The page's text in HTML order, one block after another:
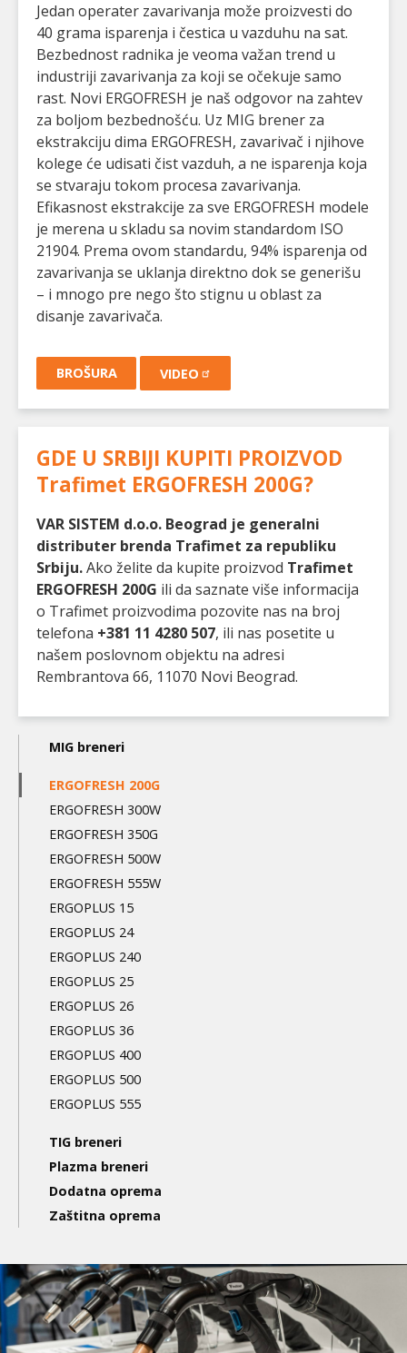
Jedan operater zavarivanja može proizvesti do
40 grama isparenja i čestica u vazduhu na sat.
Bezbednost radnika je veoma važan trend u
industriji zavarivanja za koji se očekuje samo
rast. Novi ERGOFRESH je naš odgovor na zahtev
za boljom bezbednošću. Uz MIG brener za
ekstrakciju dima ERGOFRESH, zavarivač i njihove
kolege će udisati čist vazduh, a ne isparenja koja
se stvaraju tokom procesa zavarivanja.
Efikasnost ekstrakcije za sve ERGOFRESH modele
je merena u skladu sa novim standardom ISO
21904. Prema ovom standardu, 94% isparenja od
zavarivanja se uklanja direktno dok se generišu
– i mnogo pre nego što stignu u oblast za
disanje zavarivača.
BROŠURA VIDEO
GDE U SRBIJI KUPITI PROIZVOD
Trafimet ERGOFRESH 200G?
VAR SISTEM d.o.o. Beograd je generalni
distributer brenda Trafimet za republiku
Srbiju.Ako želite da kupite proizvod Trafimet
ERGOFRESH 200G ili da saznate više informacija
o Trafimet proizvodima pozovite nas na broj
telefona +381 11 4280 507, ili nas posetite u
našem poslovnom objektu na adresi
Rembrantova 66, 11070 Novi Beograd.
Main
navigation
3nd
level
MIG breneri
ERGOFRESH 200G
ERGOFRESH 300W
ERGOFRESH 350G
ERGOFRESH 500W
ERGOFRESH 555W
ERGOPLUS 15
ERGOPLUS 24
ERGOPLUS 240
ERGOPLUS 25
ERGOPLUS 26
ERGOPLUS 36
ERGOPLUS 400
ERGOPLUS 500
ERGOPLUS 555
TIG breneri
Plazma breneri
Dodatna oprema
Zaštitna oprema